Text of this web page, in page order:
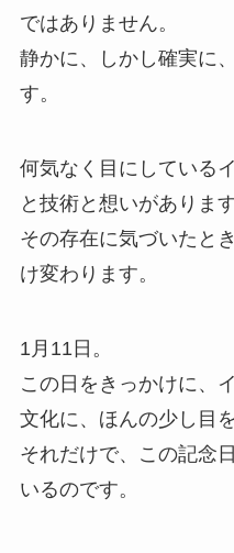
ではありません。
静かに、しかし確実に
す。
何気なく目にしている
と技術と想いがあります
その存在に気づいたと
け変わります。
1月11日。
この日をきっかけに、
文化に、ほんの少し目
それだけで、この記念
いるのです。